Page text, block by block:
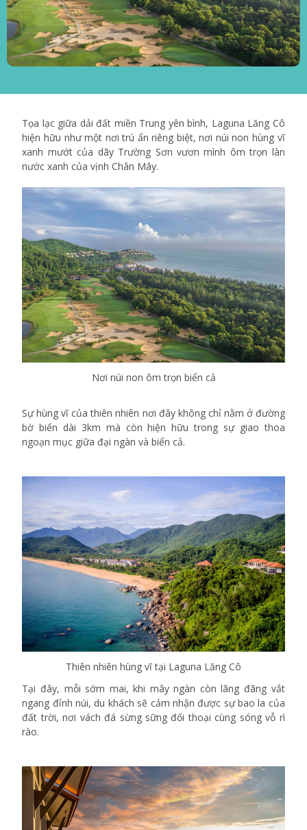
Tọa lạc giữa dải đất miền Trung yên bình, Laguna Lăng Cô
hiện hữu như một nơi trú ẩn riêng biệt, nơi núi non hùng vĩ
xanh mướt của dãy Trường Sơn vươn mình ôm trọn làn
nước xanh của vịnh Chân Mây.
Nơi núi non ôm trọn biển cả
Sự hùng vĩ của thiên nhiên nơi đây không chỉ nằm ở đường
bờ biển dài 3km mà còn hiện hữu trong sự giao thoa
ngoạn mục giữa đại ngàn và biển cả.
Thiên nhiên hùng vĩ tại Laguna Lăng Cô
Tại đây, mỗi sớm mai, khi mây ngàn còn lãng đãng vắt
ngang đỉnh núi, du khách sẽ cảm nhận được sự bao la của
đất trời, nơi vách đá sừng sững đối thoại cùng sóng vỗ rì
rào.